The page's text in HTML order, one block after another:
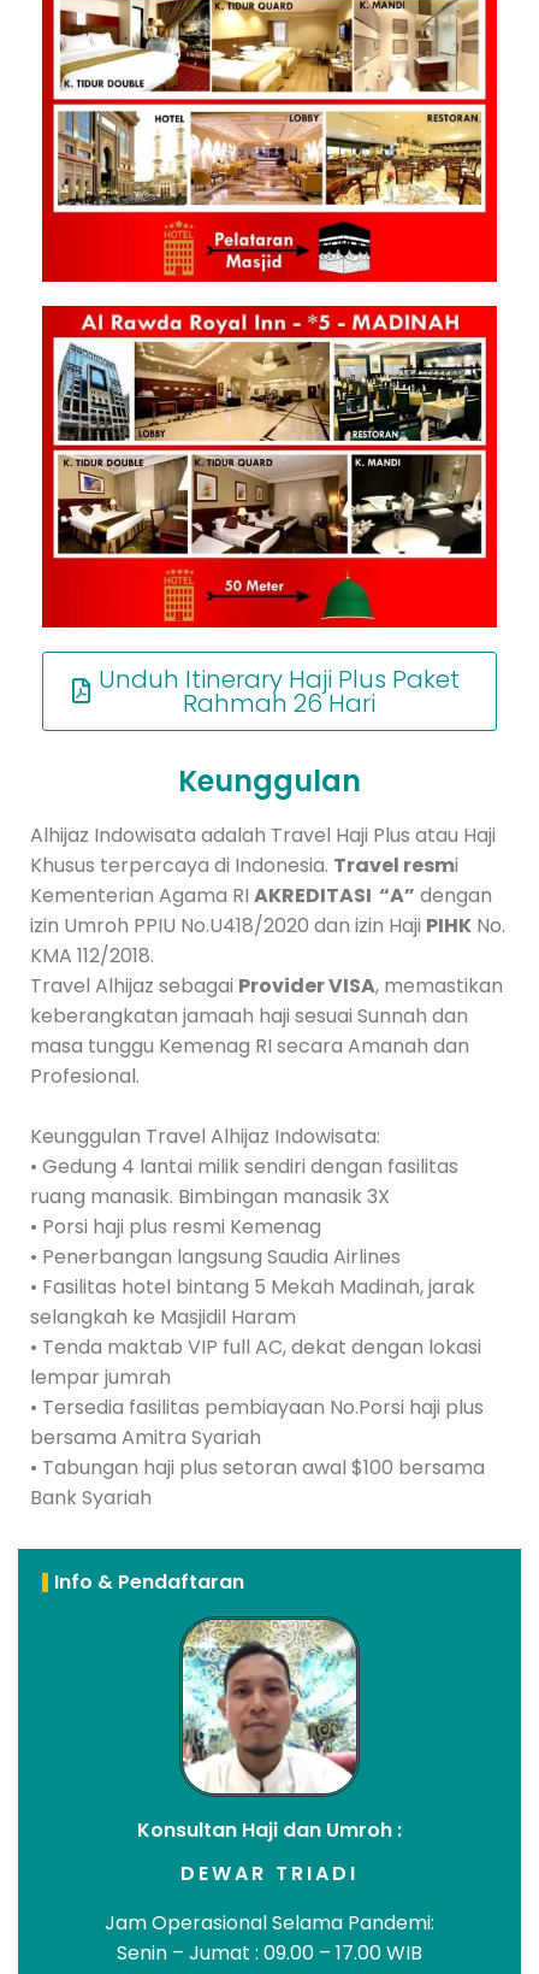
Unduh Itinerary Haji Plus Paket
Rahmah 26 Hari
Keunggulan
Alhijaz Indowisata adalah Travel Haji Plus atau Haji
Khusus terpercaya di Indonesia. Travel resmi
Kementerian Agama RI AKREDITASI “A” dengan
izin Umroh PPIU No.U418/2020 dan izin Haji PIHK No.
KMA 112/2018.
Travel Alhijaz sebagai Provider VISA, memastikan
keberangkatan jamaah haji sesuai Sunnah dan
masa tunggu Kemenag RI secara Amanah dan
Profesional.
Keunggulan Travel Alhijaz Indowisata:
• Gedung 4 lantai milik sendiri dengan fasilitas
ruang manasik. Bimbingan manasik 3X
• Porsi haji plus resmi Kemenag
• Penerbangan langsung Saudia Airlines
• Fasilitas hotel bintang 5 Mekah Madinah, jarak
selangkah ke Masjidil Haram
• Tenda maktab VIP full AC, dekat dengan lokasi
lempar jumrah
• Tersedia fasilitas pembiayaan No.Porsi haji plus
bersama Amitra Syariah
• Tabungan haji plus setoran awal $100 bersama
Bank Syariah
Info & Pendaftaran
Konsultan Haji dan Umroh :
DEWAR TRIADI
Jam Operasional Selama Pandemi:
Senin – Jumat : 09.00 – 17.00 WIB